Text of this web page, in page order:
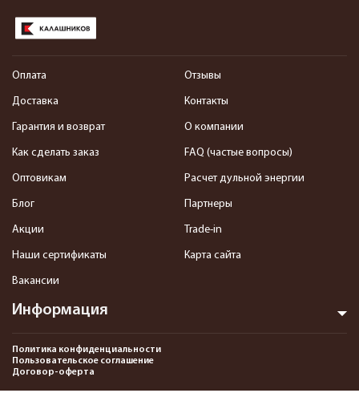
Информация
Оплата
Доставка
Гарантия и возврат
Как сделать заказ
Оптовикам
Блог
Акции
Наши сертификаты
Вакансии
Отзывы
Контакты
О компании
FAQ (частые вопросы)
Расчет дульной энергии
Партнеры
Trade-in
Карта сайта
Политика конфиденциальности
Пользовательское соглашение
Договор-оферта